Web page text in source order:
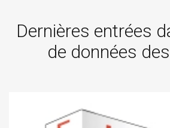
Dernières entrées
de données